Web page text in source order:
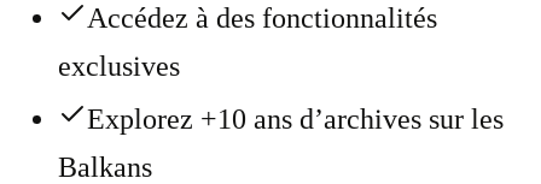
Accédez à des fonctionnalités
exclusives
Explorez +10 ans d’archives sur les
Balkans